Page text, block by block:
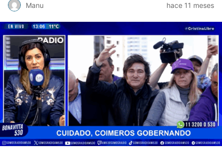
Manu hace 11 meses